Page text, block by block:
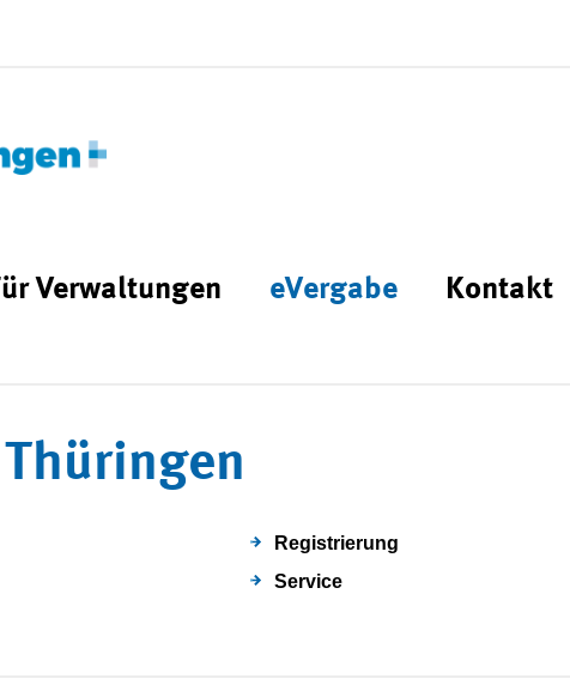
Verwaltungen eVergabe Kontakt
Registrierung
Service